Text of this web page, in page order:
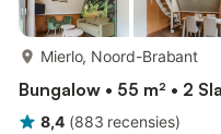
Mierlo, Noord-Brabant
Bungalow • 55 m² • 2
8,4 (883 recensies)